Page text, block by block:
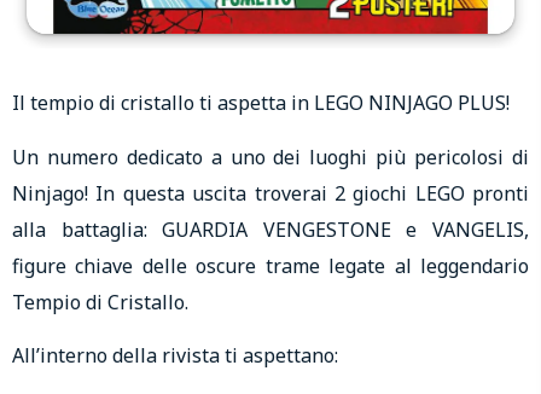
Il tempio di cristallo ti aspetta in LEGO NINJAGO PLUS!
Un numero dedicato a uno dei luoghi più pericolosi di
Ninjago! In questa uscita troverai 2 giochi LEGO pronti
alla battaglia: GUARDIA VENGESTONE e VANGELIS,
figure chiave delle oscure trame legate al leggendario
Tempio di Cristallo.
All’interno della rivista ti aspettano: